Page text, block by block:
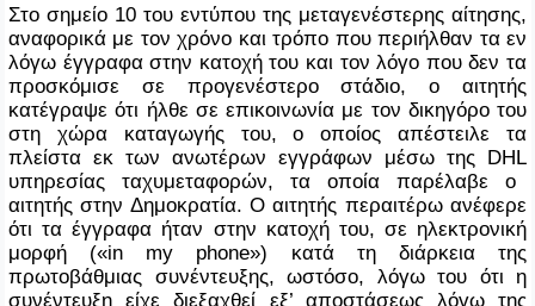
Στο σημείο 10 του εντύπου της μεταγενέστερης αίτησης,
αναφορικά με τον χρόνο και τρόπο που περιήλθαν τα εν
λόγω έγγραφα στην κατοχή του και τον λόγο που δεν τα
προσκόμισε σε προγενέστερο στάδιο, ο αιτητής
κατέγραψε ότι ήλθε σε επικοινωνία με τον δικηγόρο του
στη χώρα καταγωγής του, ο οποίος απέστειλε τα
πλείστα εκ των ανωτέρων εγγράφων μέσω της DHL
υπηρεσίας ταχυμεταφορών, τα οποία παρέλαβε ο
αιτητής στην Δημοκρατία. Ο αιτητής περαιτέρω ανέφερε
ότι τα έγγραφα ήταν στην κατοχή του, σε ηλεκτρονική
μορφή («in my phone») κατά τη διάρκεια της
πρωτοβάθμιας συνέντευξης, ωστόσο, λόγω του ότι η
συνέντευξη είχε διεξαχθεί εξ’ αποστάσεως λόγω της